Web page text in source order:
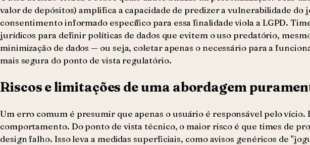
valor de depósitos) amplifica a capacidade de predizer a vulnerabilidade do
consentimento informado específico para essa finalidade viola a LGPD.
jurídicos para definir políticas de dados que evitem o uso predatório,
minimização de dados — ou seja, coletar apenas o necessário para a
mais segura do ponto de vista regulatório.
Riscos e limitações de uma abordagem
Um erro comum é presumir que apenas o usuário é responsável pelo
comportamento. Do ponto de vista técnico, o maior risco é que times de
design falho. Isso leva a medidas superficiais, como avisos genéricos de